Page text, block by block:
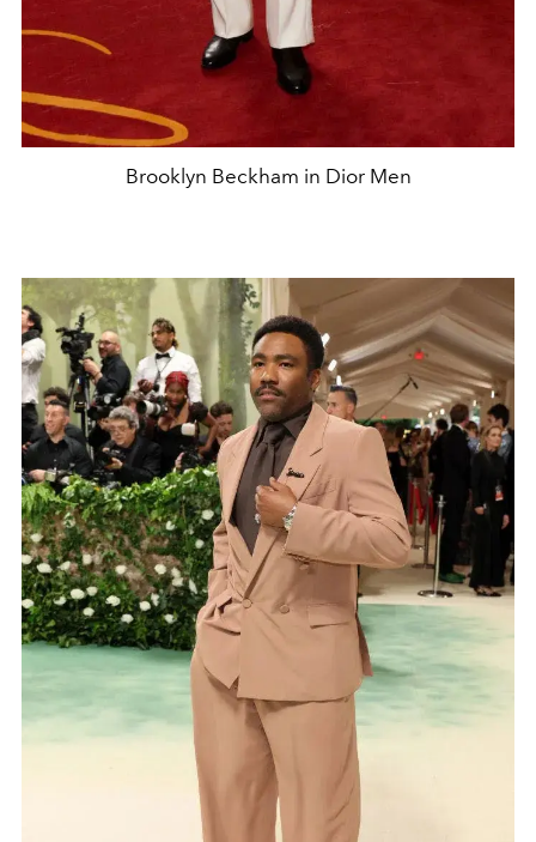
Brooklyn Beckham in Dior Men